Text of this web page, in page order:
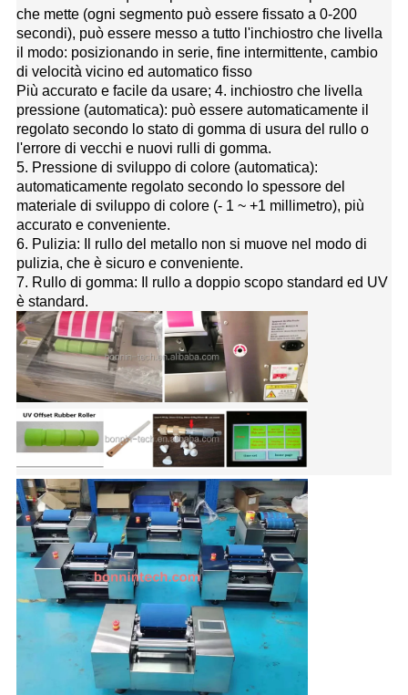
che mette (ogni segmento può essere fissato a 0-200
secondi), può essere messo a tutto l'inchiostro che livella
il modo: posizionando in serie, fine intermittente, cambio
di velocità vicino ed automatico fisso
Più accurato e facile da usare; 4. inchiostro che livella
pressione (automatica): può essere automaticamente il
regolato secondo lo stato di gomma di usura del rullo o
l'errore di vecchi e nuovi rulli di gomma.
5. Pressione di sviluppo di colore (automatica):
automaticamente regolato secondo lo spessore del
materiale di sviluppo di colore (- 1 ~ +1 millimetro), più
accurato e conveniente.
6. Pulizia: Il rullo del metallo non si muove nel modo di
pulizia, che è sicuro e conveniente.
7. Rullo di gomma: Il rullo a doppio scopo standard ed UV
è standard.